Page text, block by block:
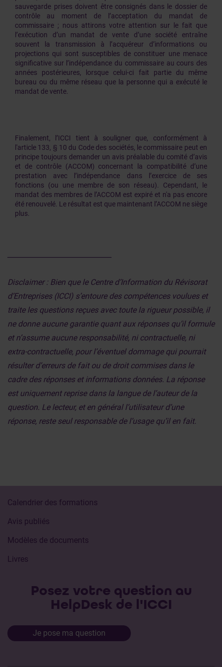
sauvegarde prises doivent être consignés dans le dossier de
contrôle au moment de l’acceptation du mandat de
commissaire ; nous attirons votre attention sur le fait que
l’exécution d’un mandat de vente d’une société entraîne
souvent la transmission à l’acquéreur d’informations ou
projections qui sont susceptibles de constituer une menace
significative sur l’indépendance du commissaire au cours des
années postérieures, lorsque celui-ci fait partie du même
bureau ou du même réseau que la personne qui a exécuté le
mandat de vente.
Finalement, l’ICCI tient à souligner que, conformément à
l'article 133, § 10 du Code des sociétés, le commissaire peut en
principe toujours demander un avis préalable du comité d’avis
et de contrôle (ACCOM) concernant la compatibilité d’une
prestation avec l’indépendance dans l’exercice de ses
fonctions (ou une membre de son réseau). Cependant, le
mandat des membres de l’ACCOM est expiré et n'a pas encore
été renouvelé. Le résultat est que maintenant l’ACCOM ne siège
plus.
Disclaimer : Bien que le Centre d’Information du Révisorat
d’Entreprises (ICCI) s’entoure des compétences voulues et
traite les questions reçues avec toute la rigueur possible, il
ne donne aucune garantie quant aux réponses qu’il formule
et n’assume aucune responsabilité, ni contractuelle, ni
extra-contractuelle, pour l’éventuel dommage qui pourrait
résulter d’erreurs de fait ou de droit commises dans le
cadre des réponses et informations données. La réponse
est uniquement reprise dans la langue de l’auteur de la
question. Le lecteur, et en général l’utilisateur d’une
réponse, reste seul responsable de l’usage qu’il en fait.
Calendrier des formations
Avis publiés
Modèles de documents
Livres
Posez votre question au
HelpDesk de l'ICCI
Je pose ma question